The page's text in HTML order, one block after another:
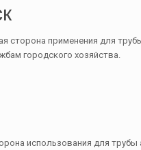
применения для
городского хозяйства.
использования для